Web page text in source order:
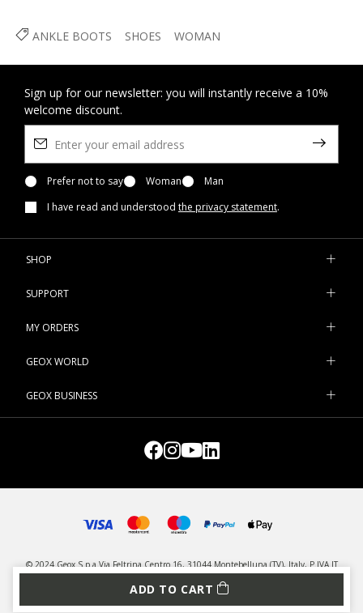
ADD TO CART
ANKLE BOOTS SHOES WOMAN
Sign up for our newsletter: you will instantly receive a 10%
welcome discount.
Prefer not to say Woman
Man
I have read and understood the privacy statement.
SHOP
SUPPORT
MY ORDERS
GEOX WORLD
GEOX BUSINESS
© 2024 Geox S.p.a Via Feltrina Centro 16, 31044 Montebelluna (TV), Italy, P.IVA IT
03348440268 - All rights reserved